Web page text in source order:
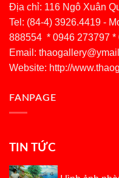
Địa chỉ: 116 Ngô Xuân
Tel: (84-4) 3926.4419 -
888554 * 0946 273797 *
Email:
Website: http://
FANPAGE
TIN TỨC